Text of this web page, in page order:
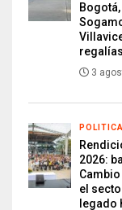
regalías
3
POLITICA
2026:
el
legado